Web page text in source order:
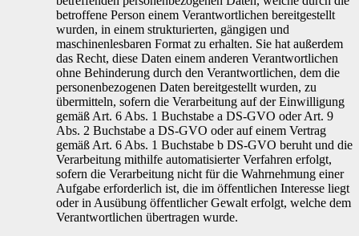
betroffene Person einem Verantwortlichen bereitgestellt
wurden, in einem strukturierten, gängigen und
maschinenlesbaren Format zu erhalten. Sie hat außerdem
das Recht, diese Daten einem anderen Verantwortlichen
ohne Behinderung durch den Verantwortlichen, dem die
personenbezogenen Daten bereitgestellt wurden, zu
übermitteln, sofern die Verarbeitung auf der Einwilligung
gemäß Art. 6 Abs. 1 Buchstabe a DS-GVO oder Art. 9
Abs. 2 Buchstabe a DS-GVO oder auf einem Vertrag
gemäß Art. 6 Abs. 1 Buchstabe b DS-GVO beruht und die
Verarbeitung mithilfe automatisierter Verfahren erfolgt,
sofern die Verarbeitung nicht für die Wahrnehmung einer
Aufgabe erforderlich ist, die im öffentlichen Interesse liegt
oder in Ausübung öffentlicher Gewalt erfolgt, welche dem
Verantwortlichen übertragen wurde.